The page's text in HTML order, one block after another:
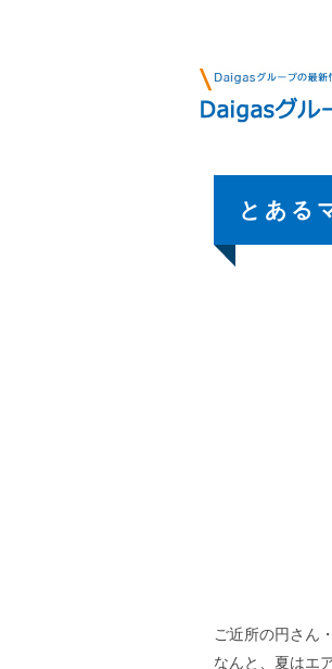
とある
ご近所の円さん
なんと、夏はエ